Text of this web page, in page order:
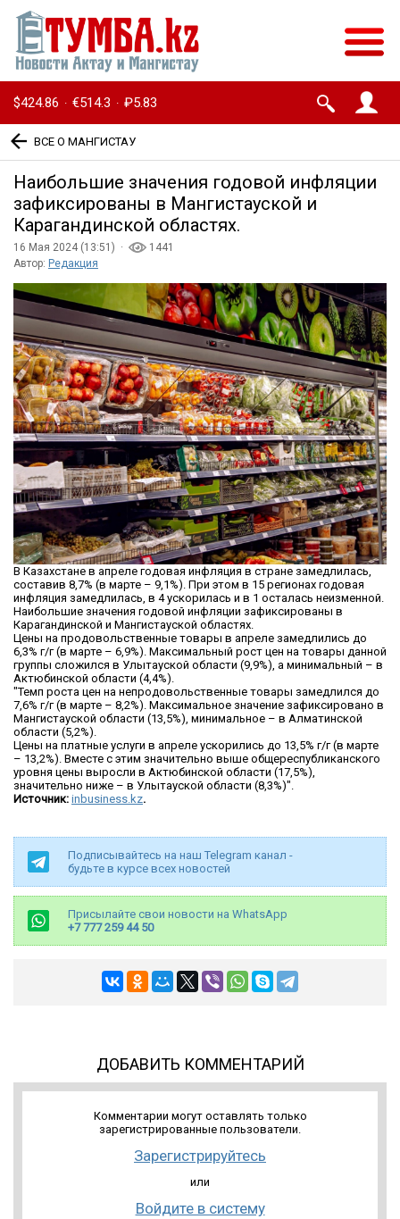
$424.86 · €514.3 · ₽5.83
ВСЕ О МАНГИСТАУ
Наибольшие значения годовой инфляции
зафиксированы в Мангистауской и
Карагандинской областях.
16 Мая 2024 (13:51) ·
1441
Автор: Редакция
В Казахстане в апреле годовая инфляция в стране замедлилась,
составив 8,7% (в марте – 9,1%). При этом в 15 регионах годовая
инфляция замедлилась, в 4 ускорилась и в 1 осталась неизменной.
Наибольшие значения годовой инфляции зафиксированы в
Карагандинской и Мангистауской областях.
Цены на продовольственные товары в апреле замедлились до
6,3% г/г (в марте – 6,9%). Максимальный рост цен на товары данной
группы сложился в Улытауской области (9,9%), а минимальный – в
Актюбинской области (4,4%).
"Темп роста цен на непродовольственные товары замедлился до
7,6% г/г (в марте – 8,2%). Максимальное значение зафиксировано в
Мангистауской области (13,5%), минимальное – в Алматинской
области (5,2%).
Цены на платные услуги в апреле ускорились до 13,5% г/г (в марте
– 13,2%). Вместе с этим значительно выше общереспубликанского
уровня цены выросли в Актюбинской области (17,5%),
значительно ниже – в Улытауской области (8,3%)".
Источник: inbusiness.kz.
Подписывайтесь на наш Telegram канал -
будьте в курсе всех новостей
Присылайте свои новости на WhatsApp
+7 777 259 44 50
ДОБАВИТЬ КОММЕНТАРИЙ
Комментарии могут оставлять только
зарегистрированные пользователи.
Зарегистрируйтесь
или
Войдите в систему